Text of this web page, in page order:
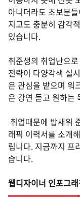
아니더라도 초보분
지고도 충분히 감각
있습니다.
취준생의 취업난으
전략이 다양각색 실
은 관심을 받으며 워
은 강연 듣고 원하는
취업때문에 밥새워
래픽 이력서를 소개
립니다. 지금까지 프
습니다.
웹디자이너 인포그